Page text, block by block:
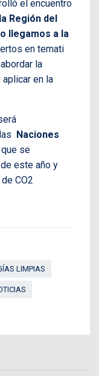
el encuentro
Región del
llegamos a la
en temati
la
en la
Naciones
se
este año y
CO2
LIMPIAS